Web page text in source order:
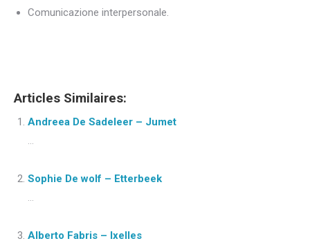
Comunicazione interpersonale.
Articles Similaires:
Andreea De Sadeleer – Jumet
...
Sophie De wolf – Etterbeek
...
Alberto Fabris – Ixelles